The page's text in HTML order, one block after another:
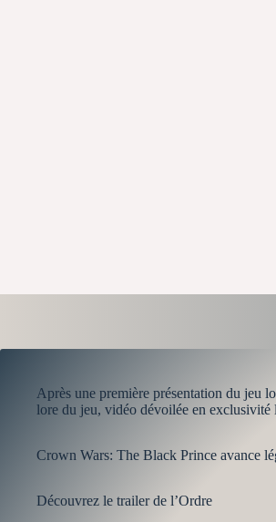
Après une première présentation du jeu
lore du jeu, vidéo dévoilée en
Crown Wars: The Black Prince avance
Découvrez le trailer de l’Ordre